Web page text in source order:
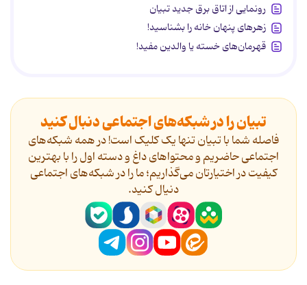
رونمایی از اتاق برق جدید تبیان
زهرهای پنهان خانه را بشناسید!
قهرمان‌های خسته یا والدین مفید!
تبیان را در شبکه‌های اجتماعی دنبال کنید
فاصله شما با تبیان تنها یک کلیک است! در همه شبکه‌های
اجتماعی حاضریم و محتواهای داغ و دسته اول را با بهترین
کیفیت در اختیارتان می‌گذاریم؛ ما را در شبکه‌های اجتماعی
دنیال کنید.